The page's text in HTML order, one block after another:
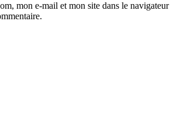
mon e-mail et mon site dans le navigateur